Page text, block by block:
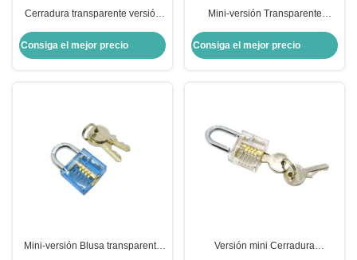
Cerradura transparente versión
para herramientas de cerrajería
Consiga el mejor precio
Mini-versión Transparente
Herramientas cerrajeras
Consiga el mejor precio
Mini-versión Blusa transparente
Versión mini Cerradura